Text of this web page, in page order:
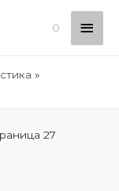
0
27